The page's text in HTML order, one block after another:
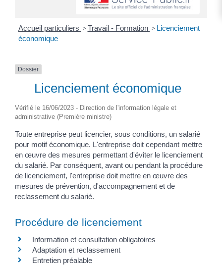
Accueil particuliers > Travail - Formation > Licenciement
économique
Dossier
Licenciement économique
Vérifié le 16/06/2023 - Direction de l'information légale et
administrative (Première ministre)
Toute entreprise peut licencier, sous conditions, un salarié
pour motif économique. L'entreprise doit cependant mettre
en œuvre des mesures permettant d'éviter le licenciement
du salarié. Par conséquent, avant ou pendant la procédure
de licenciement, l'entreprise doit mettre en œuvre des
mesures de prévention, d'accompagnement et de
reclassement du salarié.
Procédure de licenciement
Information et consultation obligatoires
Adaptation et reclassement
Entretien préalable